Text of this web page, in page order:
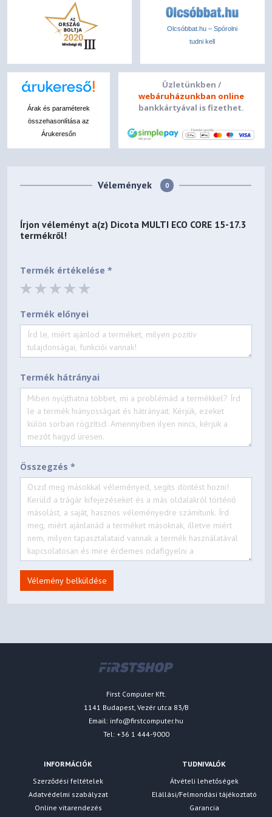
Olcsóbbat.hu – Spórolni
tudni kell
Árak és paraméterek
összehasonlítása az
Árukeresőn
Üzletünkben /
webáruházunkban online
bankkártyával is fizethet.
Vélemények 0
Írjon véleményt a(z) Dicota MULTI ECO CORE 15-17.3
termékről!
Termék értékelése *
Termék előnyei
Termék hátrányai
Összegzés *
Vélemény belküldése
First Computer Kft.
1141 Budapest, Vezér utca 83/B
Email: info@firstcomputer.hu
Tel: +36 1 444-9000
INFORMÁCIÓK
Szerződési feltételek
Adatvédelmi szabályzat
Online vitarendezés
TUDNIVALÓK
Átvételi lehetőségek
Elállási/Felmondási tájékoztató
Garancia